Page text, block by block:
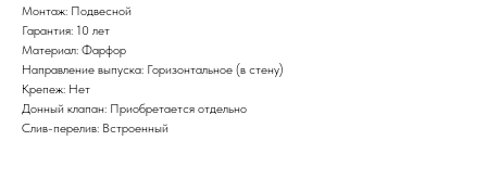
Монтаж: Подвесной
Гарантия: 10 лет
Материал: Фарфор
Направление выпуска: Горизонтальное (в стену)
Крепеж: Нет
Донный клапан: Приобретается отдельно
Слив-перелив: Встроенный